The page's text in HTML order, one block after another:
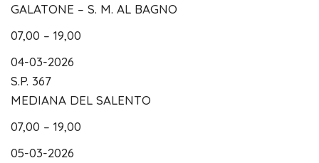
GALATONE – S. M. AL BAGNO
07,00 – 19,00
04-03-2026
S.P. 367
MEDIANA DEL SALENTO
07,00 – 19,00
05-03-2026